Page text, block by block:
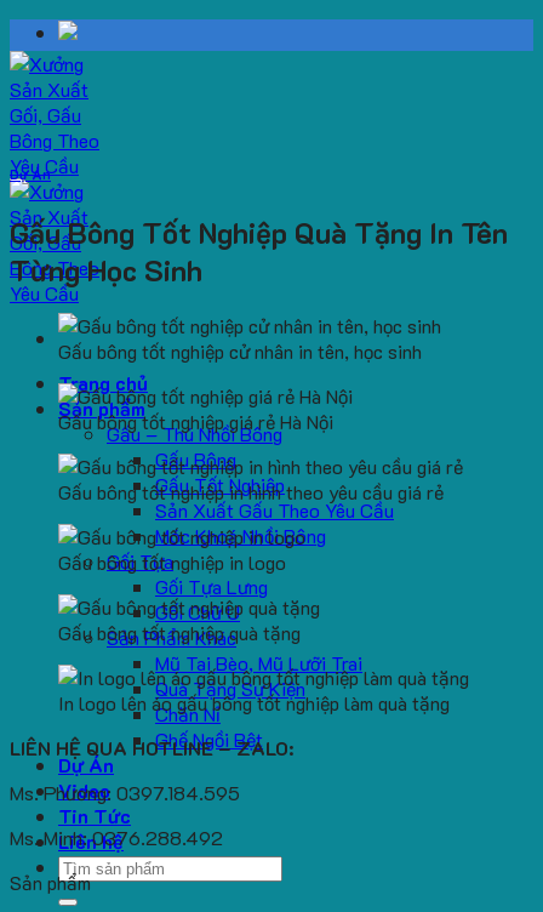
Skip
to
content
Trang chủ
Sản phẩm
Gấu – Thú Nhồi Bông
Gấu Bông
Gấu Tốt Nghiệp
Sản Xuất Gấu Theo Yêu Cầu
Móc Khoá Nhồi Bông
Gối Tựa
Gối Tựa Lưng
Gối Chữ U
Sản Phẩm Khác
Mũ Tai Bèo, Mũ Lưỡi Trai
Quà Tặng Sự Kiện
Chăn Nỉ
Ghế Ngồi Bệt
Dự Án
Video
Tin Tức
Liên hệ
Search
for:
Dự Án
Gấu Bông Tốt Nghiệp Quà Tặng In Tên
Từng Học Sinh
Gấu bông tốt nghiệp cử nhân in tên, học sinh
Gấu bông tốt nghiệp giá rẻ Hà Nội
Gấu bông tốt nghiệp in hình theo yêu cầu giá rẻ
Gấu bông tốt nghiệp in logo
Gấu bông tốt nghiệp quà tặng
In logo lên áo gấu bông tốt nghiệp làm quà tặng
LIÊN HỆ QUA HOTLINE – ZALO:
Ms. Phương: 0397.184.595
Ms. Minh: 0376.288.492
Sản phẩm